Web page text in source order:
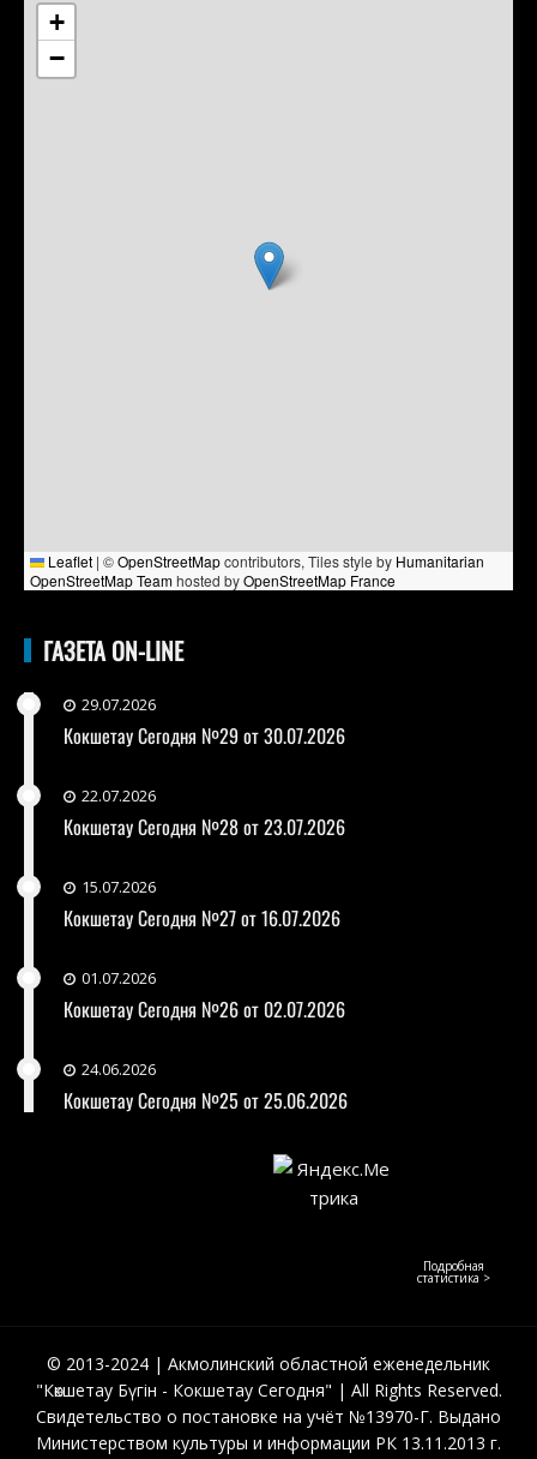
+
−
Leaflet | ©OpenStreetMapcontributors, Tiles style by Humanitarian
OpenStreetMap Teamhosted byOpenStreetMap France
ГАЗЕТА ON-LINE
29.07.2026
Кокшетау Сегодня №29 от 30.07.2026
22.07.2026
Кокшетау Сегодня №28 от 23.07.2026
15.07.2026
Кокшетау Сегодня №27 от 16.07.2026
01.07.2026
Кокшетау Сегодня №26 от 02.07.2026
24.06.2026
Кокшетау Сегодня №25 от 25.06.2026
Подробная
статистика >
© 2013-2024 | Акмолинский областной еженедельник
"Көкшетау Бүгін - Кокшетау Сегодня" | All Rights Reserved.
Свидетельство о постановке на учёт №13970-Г. Выдано
Министерством культуры и информации РК 13.11.2013 г.